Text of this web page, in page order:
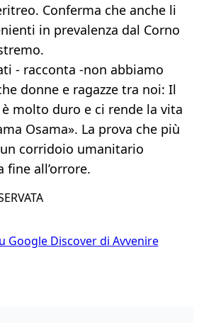
Conferma che anche li
in prevalenza dal Corno
- racconta -non abbiamo
donne e ragazze tra noi: Il
molto duro e ci rende la vita
Osama». La prova che più
corridoio umanitario
fine all’orrore.
Google Discover di Avvenire